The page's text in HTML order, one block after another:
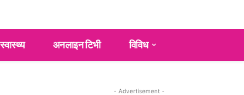
स्वास्थ्य अनलाइन टिभी विविध
- Advertisement -